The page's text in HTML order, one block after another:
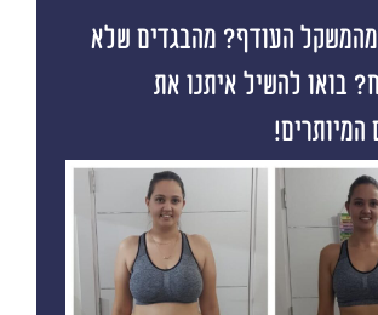
העודף? מהבגדים שלא
בואו להשיל איתנו את
המיותרים!